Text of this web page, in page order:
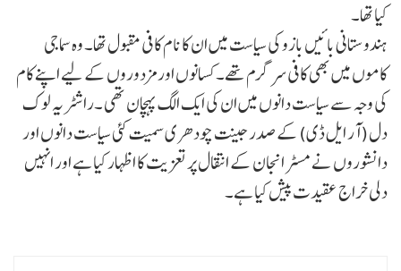
کیا تھا۔
ہندوستانی بائیں بازو کی سیاست میں ان کا نام کافی مقبول تھا۔ وہ سماجی
کاموں میں بھی کافی سرگرم تھے۔ کسانوں اور مزدوروں کے لیے اپنے کام
کی وجہ سے سیاست دانوں میں ان کی ایک الگ پہچان تھی ۔راشٹریہ لوک
دل (آر ایل ڈی) کے صدر جینت چودھری سمیت کئی سیاست دانوں اور
دانشوروں نے مسٹر انجان کے انتقال پر تعزیت کا اظہار کیا ہے اور انہیں
دلی خراج عقیدت پیش کیا ہے۔